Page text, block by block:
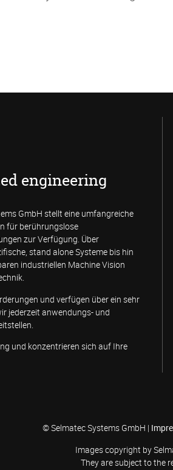
engineering
GmbH stellt eine umfangreiche
für berührungslose
zur Verfügung. Über
stand alone Systeme bis hin
industriellen Machine Vision
und verfügen über ein sehr
jederzeit anwendungs- und
und konzentrieren sich auf Ihre
© Selmatec Systems GmbH |
Images copyright by
They are subject to the